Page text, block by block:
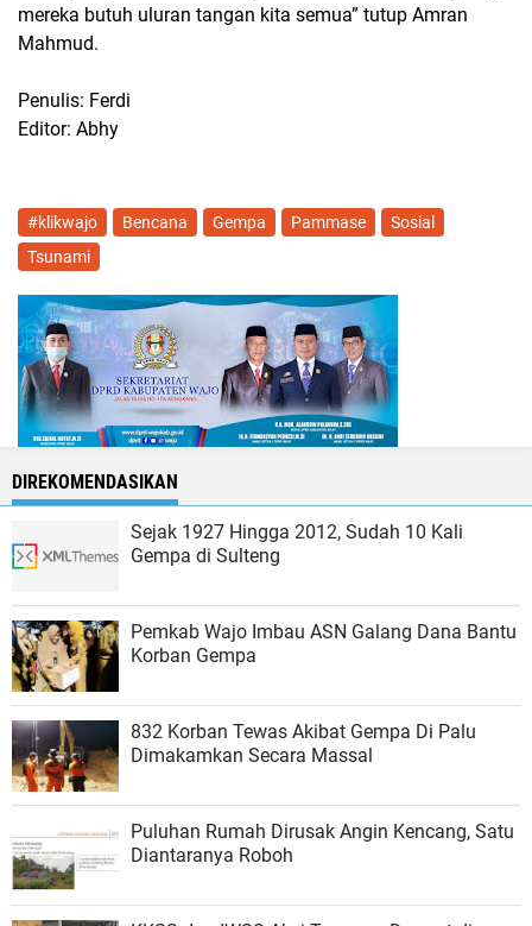
mereka butuh uluran tangan kita semua” tutup Amran
Mahmud.
Penulis: Ferdi
Editor: Abhy
#klikwajo Bencana Gempa Pammase
Sosial
Tsunami
DIREKOMENDASIKAN
Sejak 1927 Hingga 2012, Sudah 10 Kali
Gempa di Sulteng
Pemkab Wajo Imbau ASN Galang Dana Bantu
Korban Gempa
832 Korban Tewas Akibat Gempa Di Palu
Dimakamkan Secara Massal
Puluhan Rumah Dirusak Angin Kencang, Satu
Diantaranya Roboh